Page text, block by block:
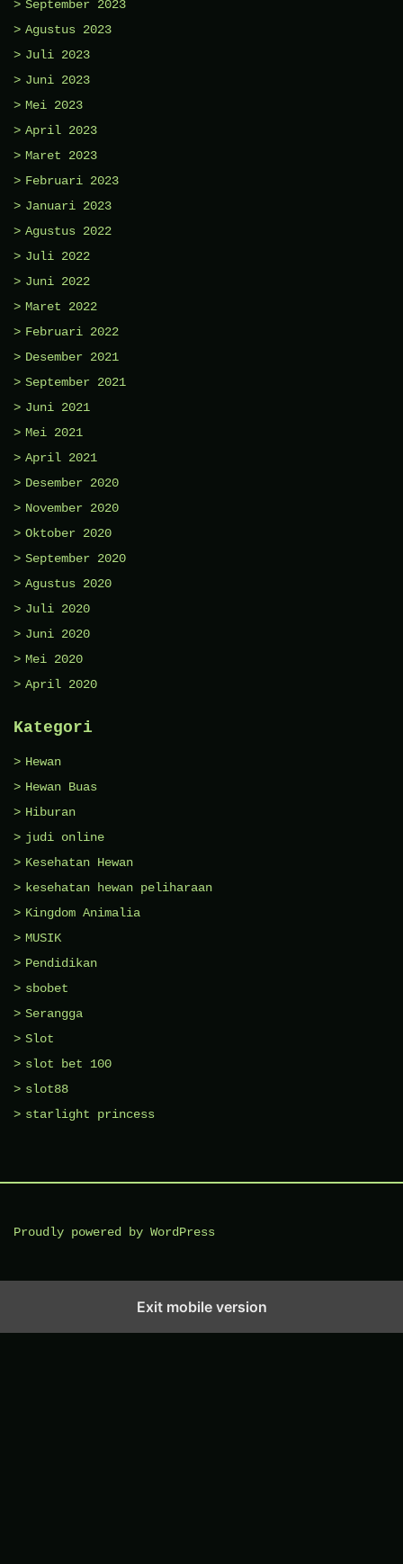
September 2023
Agustus 2023
Juli 2023
Juni 2023
Mei 2023
April 2023
Maret 2023
Februari 2023
Januari 2023
Agustus 2022
Juli 2022
Juni 2022
Maret 2022
Februari 2022
Desember 2021
September 2021
Juni 2021
Mei 2021
April 2021
Desember 2020
November 2020
Oktober 2020
September 2020
Agustus 2020
Juli 2020
Juni 2020
Mei 2020
April 2020
Kategori
Hewan
Hewan Buas
Hiburan
judi online
Kesehatan Hewan
kesehatan hewan peliharaan
Kingdom Animalia
MUSIK
Pendidikan
sbobet
Serangga
Slot
slot bet 100
slot88
starlight princess
Proudly powered by WordPress
Exit mobile version